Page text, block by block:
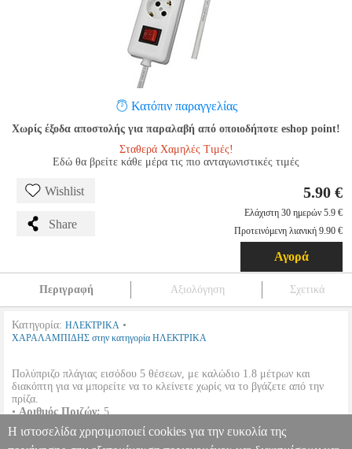
Κατόπιν παραγγελίας
Χωρίς έξοδα αποστολής για παραλαβή από οποιοδήποτε eshop point!
Σταθερά Χαμηλές Τιμές!
Εδώ θα βρείτε κάθε μέρα τις πιο ανταγωνιστικές τιμές
Wishlist
Share
5.90 €
Ελάχιστη 30 ημερών 5.9 €
Προτεινόμενη λιανική 9.90 €
Αγορά
Περιγραφή Αξιολόγηση Σχετικά
Κατηγορία: ΗΛΕΚΤΡΙΚΑ •
ΧΑΡΑΛΑΜΠΙΔΗΣ στην κατηγορία ΗΛΕΚΤΡΙΚΑ
Πολύπριζο πλάγιας εισόδου 5 θέσεων, με καλώδιο 1.8 μέτρων και
διακόπτη για να μπορείτε να το κλείνετε χωρίς να το βγάζετε από την
πρίζα.
•Αριθμός Πριζών:5.
•
Μήκος Καλωδίου:
• Χρώμα:Λευκό.
Η ιστοσελίδα χρησιμοποιεί cookies για την ευκολία της